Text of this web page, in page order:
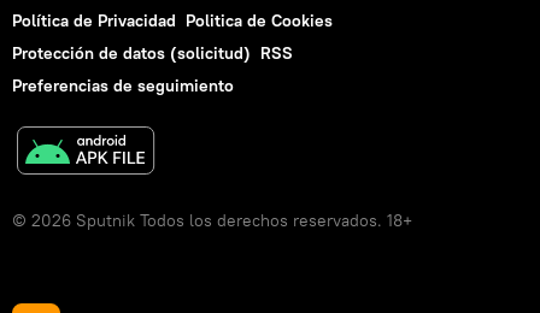
Política de Privacidad Politica de Cookies
Protección de datos (solicitud) RSS
Preferencias de seguimiento
© 2026 Sputnik Todos los derechos reservados. 18+